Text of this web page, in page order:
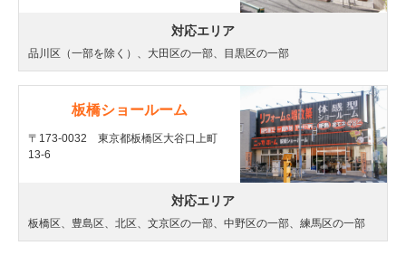
対応エリア
品川区（一部を除く）、大田区の一部、目黒区の一部
板橋ショールーム
〒173-0032 東京都板橋区大谷口上町
13-6
対応エリア
板橋区、豊島区、北区、文京区の一部、中野区の一部、練馬区の一部